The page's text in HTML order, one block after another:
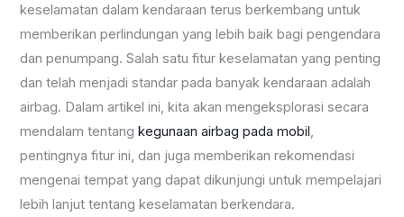
keselamatan dalam kendaraan terus berkembang untuk
memberikan perlindungan yang lebih baik bagi pengendara
dan penumpang. Salah satu fitur keselamatan yang penting
dan telah menjadi standar pada banyak kendaraan adalah
airbag. Dalam artikel ini, kita akan mengeksplorasi secara
mendalam tentangkegunaan airbag pada mobil
pentingnya fitur ini, dan juga memberikan rekomendasi
mengenai tempat yang dapat dikunjungi untuk mempelajari
lebih lanjut tentang keselamatan berkendara.